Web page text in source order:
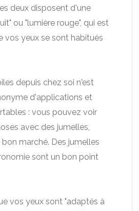
deux disposent d'une
ou "lumière rouge", qui est
vos yeux se sont habitués
depuis chez soi n'est
d'applications et
: vous pouvez voir
avec des jumelles,
marché. Des jumelles
sont un bon point
vos yeux sont "adaptés à